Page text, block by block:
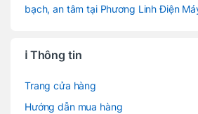
bạch, an tâm tại Phương Linh Điện
ℹ️ Thông tin
Trang cửa hàng
Hướng dẫn mua hàng